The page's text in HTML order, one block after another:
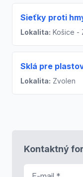
Sieťky proti
Lokalita: Košice -
Sklá pre
Lokalita: Zvolen
Kontaktný